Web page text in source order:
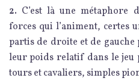
2. C’est là une métaphore
forces qui l’animent, certes
partis de droite et de
leur poids relatif dans le
tours et cavaliers, simples